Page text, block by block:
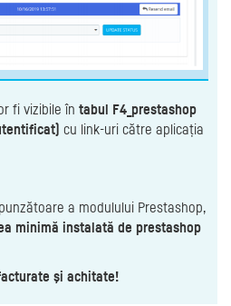
fi vizibile în tabul F4_prestashop
cu link-uri către aplicația
a modulului Prestashop,
minimă instalată de prestashop
şi achitate!